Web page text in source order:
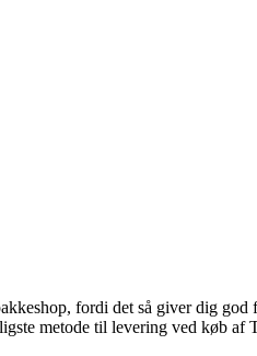
fordi det så giver dig
metode til levering ved køb af